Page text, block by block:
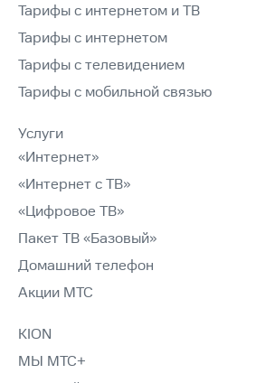
Тарифы с интернетом и ТВ
Тарифы с интернетом
Тарифы с телевидением
Тарифы с мобильной связью
Услуги
«Интернет»
«Интернет с ТВ»
«Цифровое ТВ»
Пакет ТВ «Базовый»
Домашний телефон
Акции МТС
KION
МЫ МТС+